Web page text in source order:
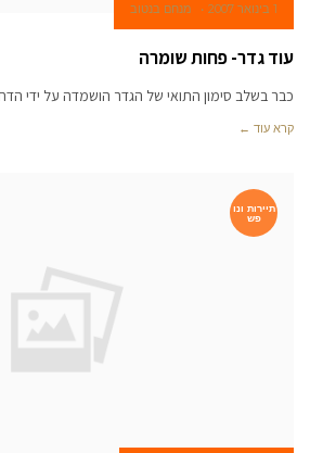
1 בינואר 2007 מנחם בנטוב
עוד גדר- פחות שומרה
כבר בשלב סימון התואי של הגדר הושמדה על ידי
קרא עוד ←
תיירות ונו
פש